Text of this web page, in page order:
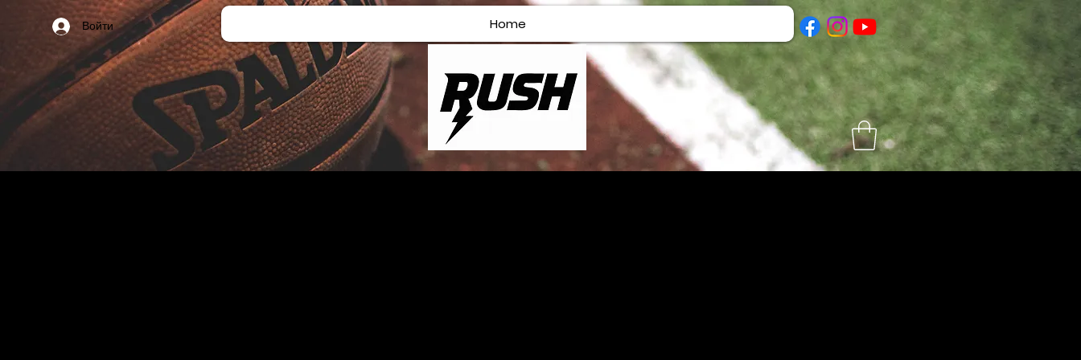
Войти Home